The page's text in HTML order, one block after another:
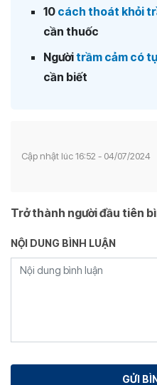
10 cách thoát khỏi
cần thuốc
Ngườitrầm cảm có
cần biết
Cập nhật lúc 16:52 - 04/07/2024
Trở thành người đầu tiên
NỘI DUNG BÌNH LUẬN